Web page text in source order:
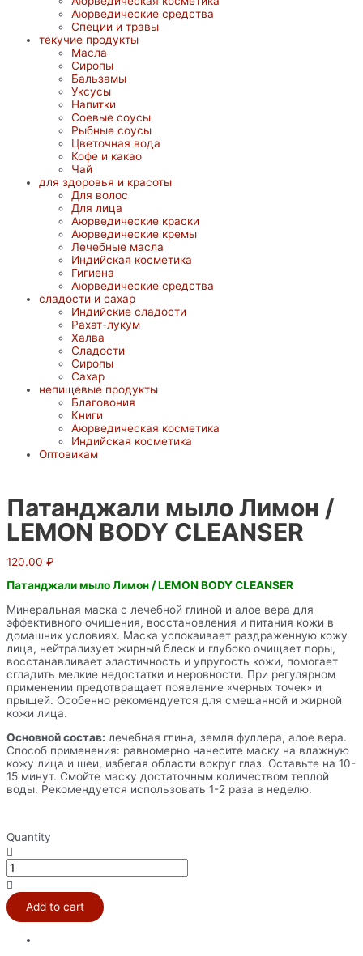
Аюрведические средства
Специи и травы
текучие продукты
Масла
Сиропы
Бальзамы
Уксусы
Напитки
Соевые соусы
Рыбные соусы
Цветочная вода
Кофе и какао
Чай
для здоровья и красоты
Для волос
Для лица
Аюрведические краски
Аюрведические кремы
Лечебные масла
Индийская косметика
Гигиена
Аюрведические средства
сладости и сахар
Индийские сладости
Рахат-лукум
Халва
Сладости
Сиропы
Сахар
непищевые продукты
Благовония
Книги
Аюрведическая косметика
Индийская косметика
Оптовикам
Патанджали мыло Лимон /
LEMON BODY CLEANSER
120.00 ₽
Патанджали мыло Лимон / LEMON BODY CLEANSER
Минеральная маска с лечебной глиной и алое вера для
эффективного очищения, восстановления и питания кожи в
домашних условиях. Маска успокаивает раздраженную кожу
лица, нейтрализует жирный блеск и глубоко очищает поры,
восстанавливает эластичность и упругость кожи, помогает
сгладить мелкие недостатки и неровности. При регулярном
применении предотвращает появление «черных точек» и
прыщей. Особенно рекомендуется для смешанной и жирной
кожи лица.
Основной состав: лечебная глина, земля фуллера, алое вера.
Способ применения: равномерно нанесите маску на влажную
кожу лица и шеи, избегая области вокруг глаз. Оставьте на 10-
15 минут. Смойте маску достаточным количеством теплой
воды. Рекомендуется использовать 1-2 раза в неделю.
Quantity
Патанджали
мыло
Лимон
/
LEMON
CLEANSER
Add to cart